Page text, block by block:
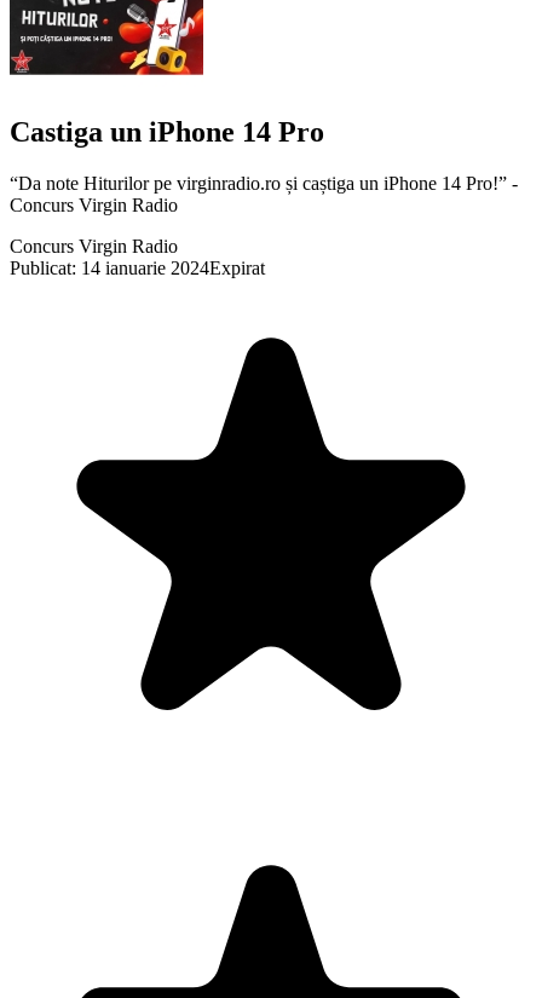
Castiga un iPhone 14 Pro
“Da note Hiturilor pe virginradio.ro și caștiga un iPhone 14 Pro!” -
Concurs Virgin Radio
Concurs Virgin Radio
Publicat: 14 ianuarie 2024Expirat